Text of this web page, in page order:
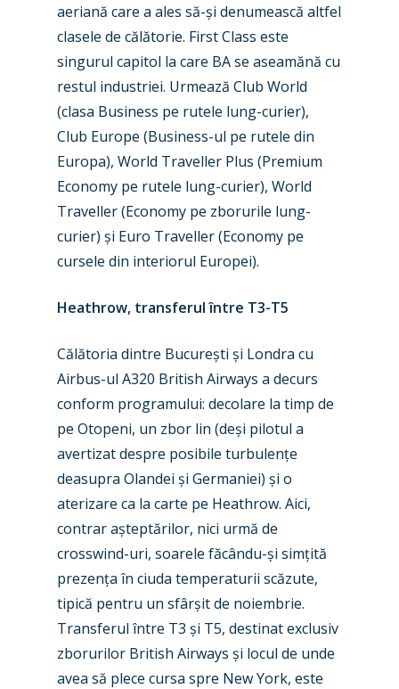
aeriană care a ales să-și denumească altfel
clasele de călătorie. First Class este
singurul capitol la care BA se aseamănă cu
restul industriei. Urmează Club World
(clasa Business pe rutele lung-curier),
Club Europe (Business-ul pe rutele din
Europa), World Traveller Plus (Premium
Economy pe rutele lung-curier), World
Traveller (Economy pe zborurile lung-
curier) și Euro Traveller (Economy pe
cursele din interiorul Europei).
Heathrow, transferul între T3-T5
Călătoria dintre București și Londra cu
Airbus-ul A320 British Airways a decurs
conform programului: decolare la timp de
pe Otopeni, un zbor lin (deși pilotul a
avertizat despre posibile turbulențe
deasupra Olandei și Germaniei) și o
aterizare ca la carte pe Heathrow. Aici,
contrar așteptărilor, nici urmă de
crosswind-uri, soarele făcându-și simțită
prezența în ciuda temperaturii scăzute,
tipică pentru un sfârșit de noiembrie.
Transferul între T3 și T5, destinat exclusiv
zborurilor British Airways și locul de unde
avea să plece cursa spre New York, este